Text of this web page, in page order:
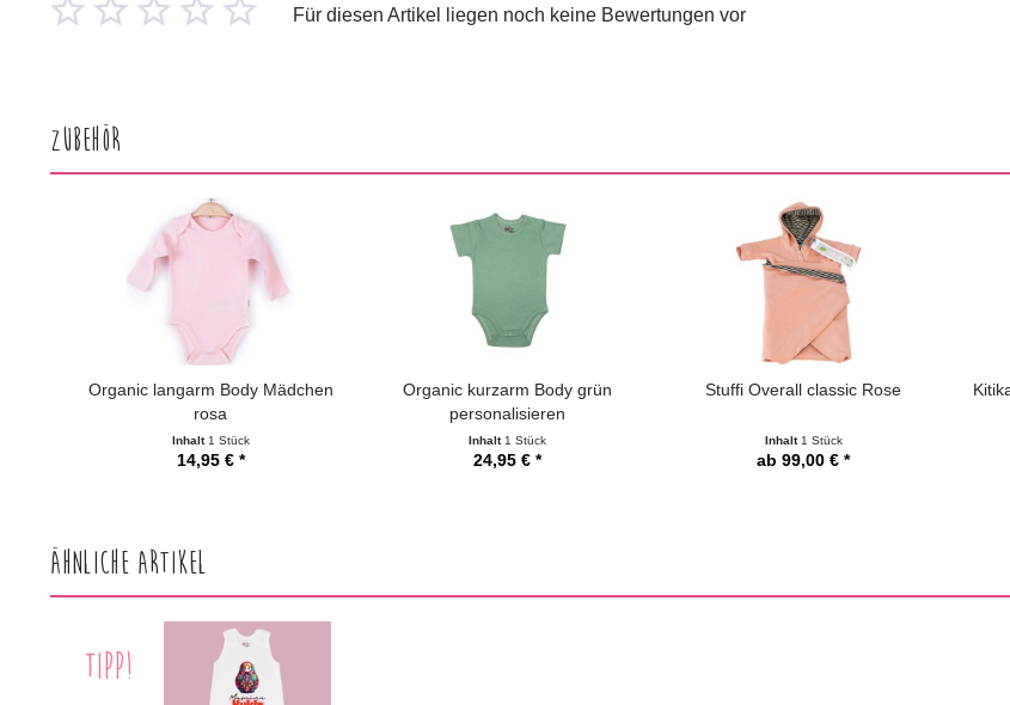
Für diesen Artikel liegen noch keine Bewertungen vor
Zubehör
Organic langarm Body Mädchen
rosa
Inhalt 1 Stück
14,95 € *
Organic kurzarm Body grün
personalisieren
Inhalt 1 Stück
24,95 € *
Stuffi Overall classic Rose
Inhalt 1 Stück
ab 99,00 € *
Ähnliche Artikel
TIPP!